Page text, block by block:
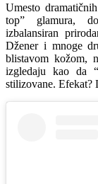
Umesto
top” glamura,
izbalansiran
Džener i mnoge
blistavom kožom,
izgledaju kao da
stilizovane. Efekat?